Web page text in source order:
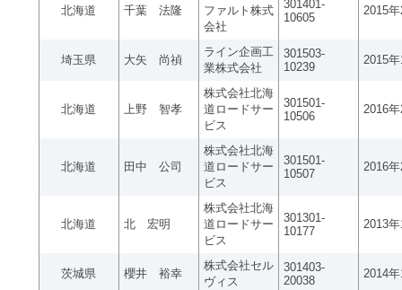
北海道 千葉 法隆
ファルト株式
会社
301401-
10605
2015
埼玉県 大矢 尚禎
ライン企画工
業株式会社
301503-
10239
2015
北海道 上野 智孝
株式会社北海
道ロードサー
ビス
301501-
10506
2016
北海道 田中 公司
株式会社北海
道ロードサー
ビス
301501-
10507
2016
北海道 北 宏明
株式会社北海
道ロードサー
ビス
301301-
10177
2013
茨城県 櫻井 裕幸
株式会社セル
ヴィス
301403-
20038
2014